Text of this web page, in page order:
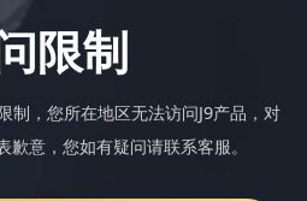
限制
制，您所在地区无法访问J9产品，对
歉意，您如有疑问请联系客服。